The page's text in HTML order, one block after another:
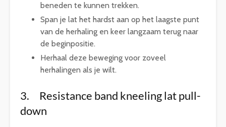
beneden te kunnen trekken.
Span je lat het hardst aan op het laagste punt
van de herhaling en keer langzaam terug naar
de beginpositie.
Herhaal deze beweging voor zoveel
herhalingen als je wilt.
3. Resistance band kneeling lat pull-
down